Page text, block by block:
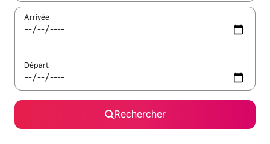
Arrivée
Départ
Rechercher